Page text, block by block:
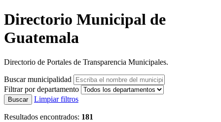
Directorio Municipal de
Guatemala
Directorio de Portales de Transparencia Municipales.
Buscar municipalidad
Filtrar por departamento
Buscar Limpiar filtros
Resultados encontrados: 181